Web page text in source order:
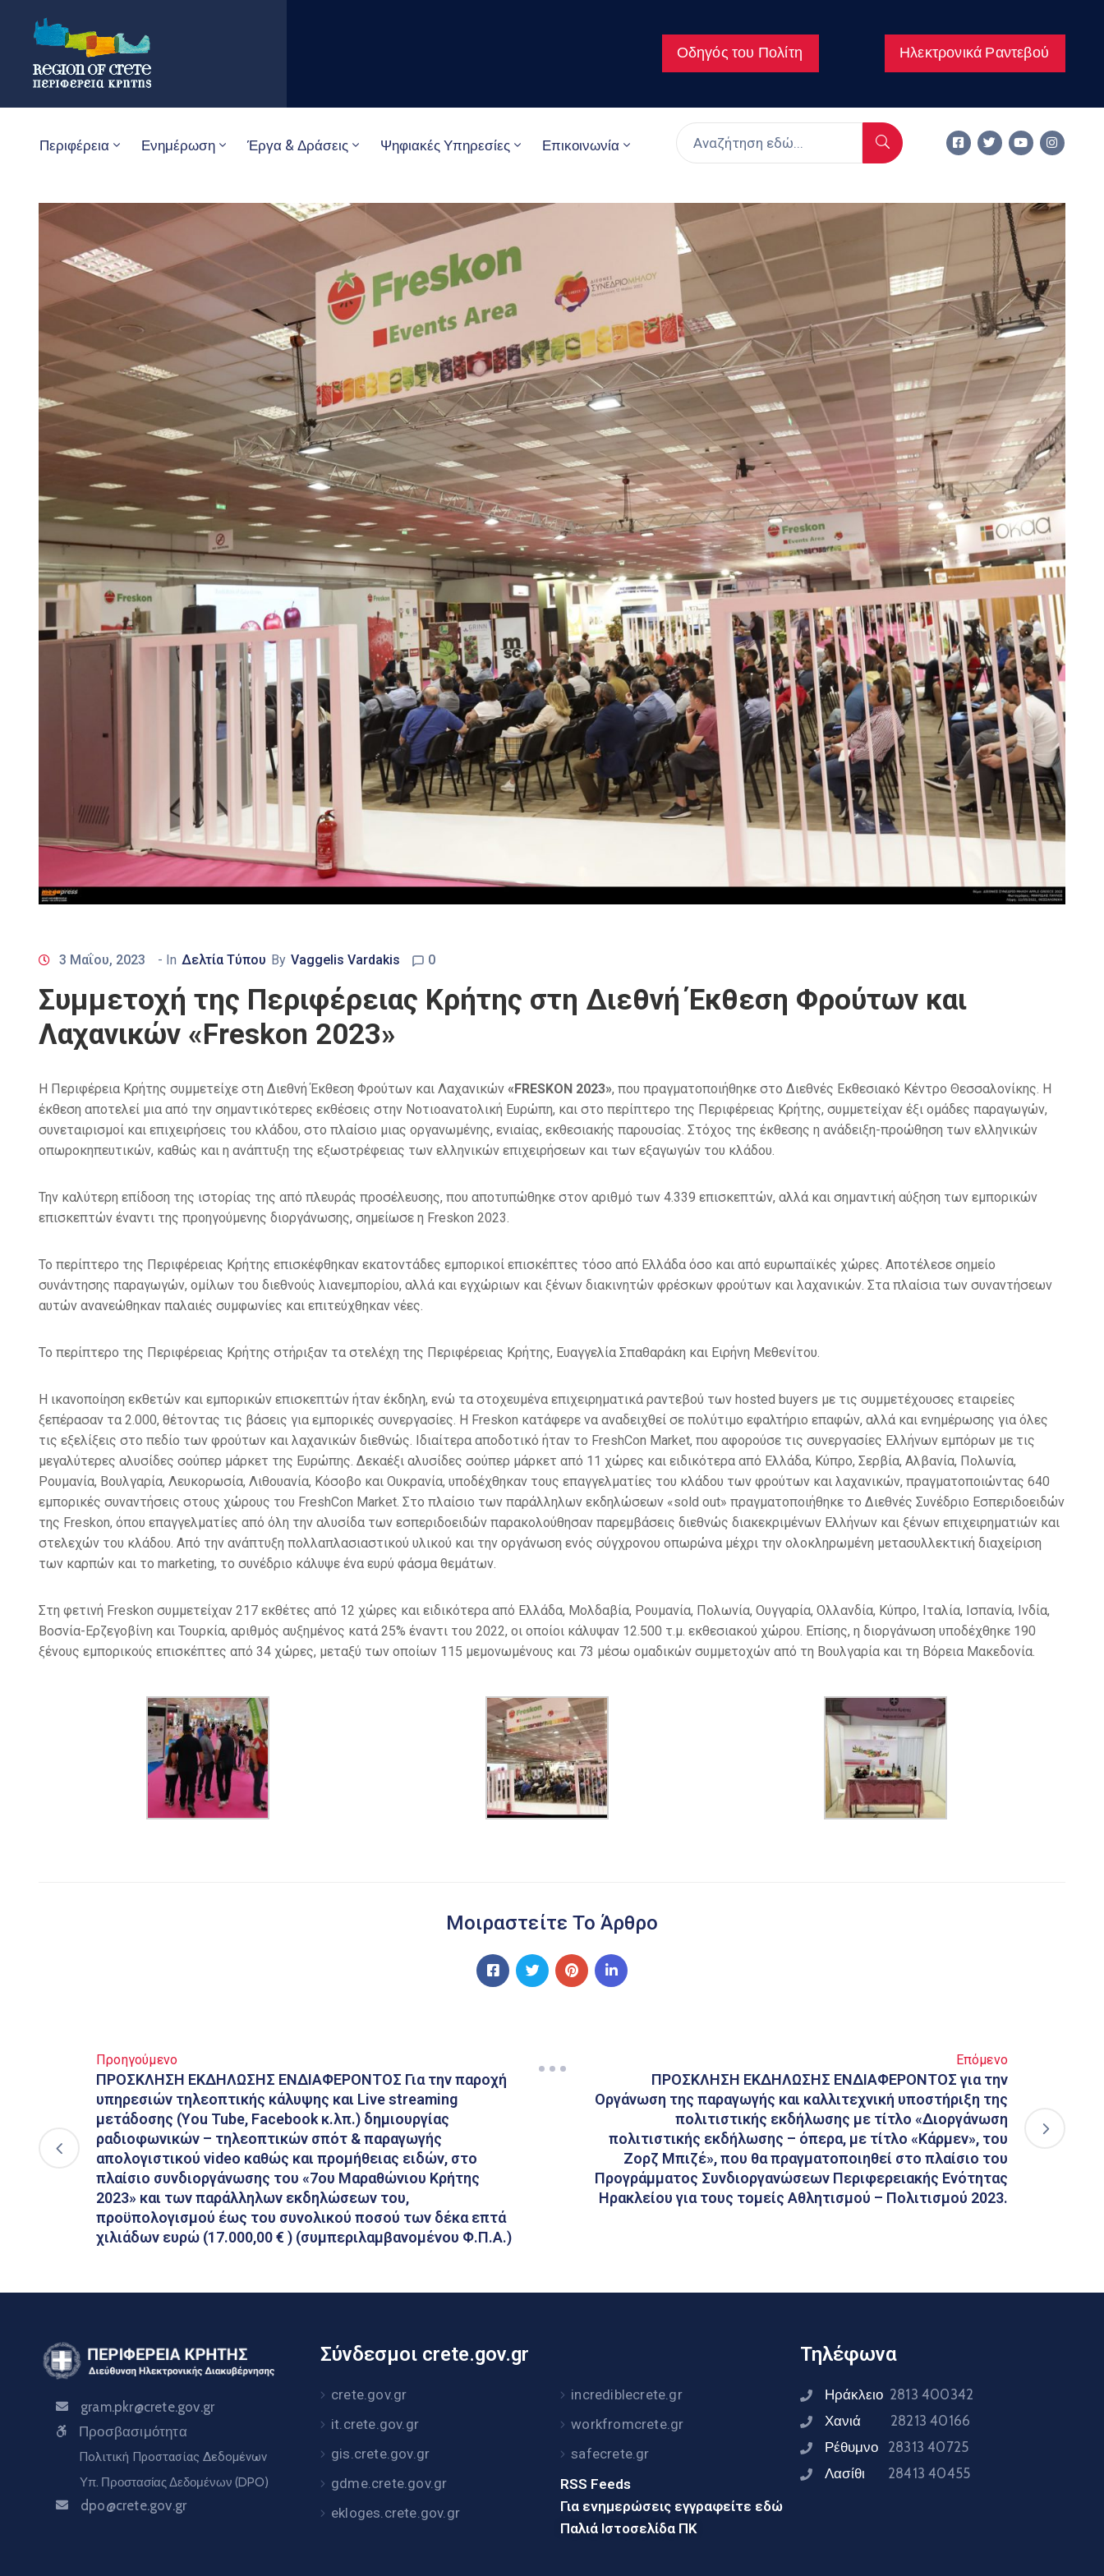
Οδηγός του Πολίτη Ηλεκτρονικά Ραντεβού
Περιφέρεια Ενημέρωση Έργα & Δράσεις Ψηφιακές Υπηρεσίες Επικοινωνία
3 Μαΐου, 2023 - In Δελτία Τύπου By Vaggelis Vardakis 0
Συμμετοχή της Περιφέρειας Κρήτης στη Διεθνή Έκθεση Φρούτων και
Λαχανικών «Freskon 2023»
Η Περιφέρεια Κρήτης συμμετείχε στη Διεθνή Έκθεση Φρούτων και Λαχανικών «FRESKON 2023», που πραγματοποιήθηκε στο Διεθνές Εκθεσιακό Κέντρο Θεσσαλονίκης. Η
έκθεση αποτελεί μια από την σημαντικότερες εκθέσεις στην Νοτιοανατολική Ευρώπη, και στο περίπτερο της Περιφέρειας Κρήτης, συμμετείχαν έξι ομάδες παραγωγών,
συνεταιρισμοί και επιχειρήσεις του κλάδου, στο πλαίσιο μιας οργανωμένης, ενιαίας, εκθεσιακής παρουσίας. Στόχος της έκθεσης η ανάδειξη-προώθηση των ελληνικών
οπωροκηπευτικών, καθώς και η ανάπτυξη της εξωστρέφειας των ελληνικών επιχειρήσεων και των εξαγωγών του κλάδου.
Την καλύτερη επίδοση της ιστορίας της από πλευράς προσέλευσης, που αποτυπώθηκε στον αριθμό των 4.339 επισκεπτών, αλλά και σημαντική αύξηση των εμπορικών
επισκεπτών έναντι της προηγούμενης διοργάνωσης, σημείωσε η Freskon 2023.
Το περίπτερο της Περιφέρειας Κρήτης επισκέφθηκαν εκατοντάδες εμπορικοί επισκέπτες τόσο από Ελλάδα όσο και από ευρωπαϊκές χώρες. Αποτέλεσε σημείο
συνάντησης παραγωγών, ομίλων του διεθνούς λιανεμπορίου, αλλά και εγχώριων και ξένων διακινητών φρέσκων φρούτων και λαχανικών. Στα πλαίσια των συναντήσεων
αυτών ανανεώθηκαν παλαιές συμφωνίες και επιτεύχθηκαν νέες.
Το περίπτερο της Περιφέρειας Κρήτης στήριξαν τα στελέχη της Περιφέρειας Κρήτης, Ευαγγελία Σπαθαράκη και Ειρήνη Μεθενίτου.
Η ικανοποίηση εκθετών και εμπορικών επισκεπτών ήταν έκδηλη, ενώ τα στοχευμένα επιχειρηματικά ραντεβού των hosted buyers με τις συμμετέχουσες εταιρείες
ξεπέρασαν τα 2.000, θέτοντας τις βάσεις για εμπορικές συνεργασίες. Η Freskon κατάφερε να αναδειχθεί σε πολύτιμο εφαλτήριο επαφών, αλλά και ενημέρωσης για όλες
τις εξελίξεις στο πεδίο των φρούτων και λαχανικών διεθνώς. Ιδιαίτερα αποδοτικό ήταν το FreshCon Market, που αφορούσε τις συνεργασίες Ελλήνων εμπόρων με τις
μεγαλύτερες αλυσίδες σούπερ μάρκετ της Ευρώπης. Δεκαέξι αλυσίδες σούπερ μάρκετ από 11 χώρες και ειδικότερα από Ελλάδα, Κύπρο, Σερβία, Αλβανία, Πολωνία,
Ρουμανία, Βουλγαρία, Λευκορωσία, Λιθουανία, Κόσοβο και Ουκρανία, υποδέχθηκαν τους επαγγελματίες του κλάδου των φρούτων και λαχανικών, πραγματοποιώντας 640
εμπορικές συναντήσεις στους χώρους του FreshCon Market. Στο πλαίσιο των παράλληλων εκδηλώσεων «sold out» πραγματοποιήθηκε το Διεθνές Συνέδριο Εσπεριδοειδών
της Freskon, όπου επαγγελματίες από όλη την αλυσίδα των εσπεριδοειδών παρακολούθησαν παρεμβάσεις διεθνώς διακεκριμένων Ελλήνων και ξένων επιχειρηματιών και
στελεχών του κλάδου. Από την ανάπτυξη πολλαπλασιαστικού υλικού και την οργάνωση ενός σύγχρονου οπωρώνα μέχρι την ολοκληρωμένη μετασυλλεκτική διαχείριση
των καρπών και το marketing, το συνέδριο κάλυψε ένα ευρύ φάσμα θεμάτων.
Στη φετινή Freskon συμμετείχαν 217 εκθέτες από 12 χώρες και ειδικότερα από Ελλάδα, Μολδαβία, Ρουμανία, Πολωνία, Ουγγαρία, Ολλανδία, Κύπρο, Ιταλία, Ισπανία, Ινδία,
Βοσνία-Ερζεγοβίνη και Toυρκία, αριθμός αυξημένος κατά 25% έναντι του 2022, οι οποίοι κάλυψαν 12.500 τ.μ. εκθεσιακού χώρου. Επίσης, η διοργάνωση υποδέχθηκε 190
ξένους εμπορικούς επισκέπτες από 34 χώρες, μεταξύ των οποίων 115 μεμονωμένους και 73 μέσω ομαδικών συμμετοχών από τη Βουλγαρία και τη Βόρεια Μακεδονία.
Μοιραστείτε Το Άρθρο
Προηγούμενο
ΠΡΟΣΚΛΗΣΗ ΕΚΔΗΛΩΣΗΣ ΕΝΔΙΑΦΕΡΟΝΤΟΣ Για την παροχή
υπηρεσιών τηλεοπτικής κάλυψης και Live streaming
μετάδοσης (Υou Tube, Facebook κ.λπ.) δημιουργίας
ραδιοφωνικών – τηλεοπτικών σπότ & παραγωγής
απολογιστικού video καθώς και προμήθειας ειδών, στο
πλαίσιο συνδιοργάνωσης του «7ου Μαραθώνιου Κρήτης
2023» και των παράλληλων εκδηλώσεων του,
προϋπολογισμού έως του συνολικού ποσού των δέκα επτά
χιλιάδων ευρώ (17.000,00 € ) (συμπεριλαμβανομένου Φ.Π.Α.)
Επόμενο
ΠΡΟΣΚΛΗΣΗ ΕΚΔΗΛΩΣΗΣ ΕΝΔΙΑΦΕΡΟΝΤΟΣ για την
Οργάνωση της παραγωγής και καλλιτεχνική υποστήριξη της
πολιτιστικής εκδήλωσης με τίτλο «Διοργάνωση
πολιτιστικής εκδήλωσης – όπερα, με τίτλο «Κάρμεν», του
Ζορζ Μπιζέ», που θα πραγματοποιηθεί στο πλαίσιο του
Προγράμματος Συνδιοργανώσεων Περιφερειακής Ενότητας
Ηρακλείου για τους τομείς Αθλητισμού – Πολιτισμού 2023.
gram.pkr@crete.gov.gr
Προσβασιμότητα
Πολιτική Προστασίας Δεδομένων
Υπ. Προστασίας Δεδομένων (DPO)
dpo@crete.gov.gr
Σύνδεσμοι crete.gov.gr
crete.gov.gr
it.crete.gov.gr
gis.crete.gov.gr
gdme.crete.gov.gr
ekloges.crete.gov.gr
incrediblecrete.gr
workfromcrete.gr
safecrete.gr
RSS Feeds
Για ενημερώσεις εγγραφείτε εδώ
Παλιά Ιστοσελίδα ΠΚ
Τηλέφωνα
Ηράκλειο 2813 400342
Χανιά 28213 40166
Ρέθυμνο 28313 40725
Λασίθι 28413 40455